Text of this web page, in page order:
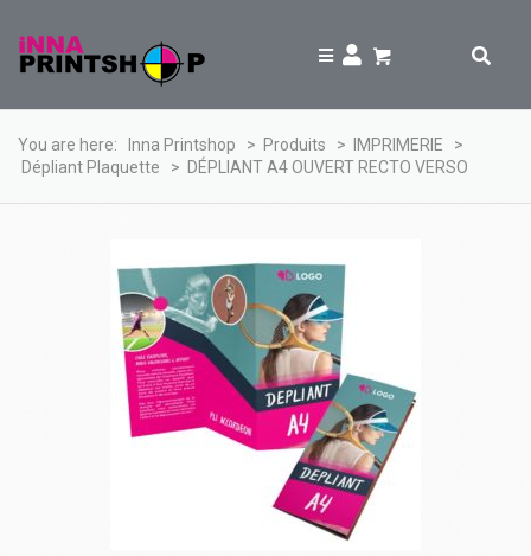
You are here: Inna Printshop > Produits > IMPRIMERIE
>
Dépliant Plaquette
> DÉPLIANT A4 OUVERT RECTO VERSO